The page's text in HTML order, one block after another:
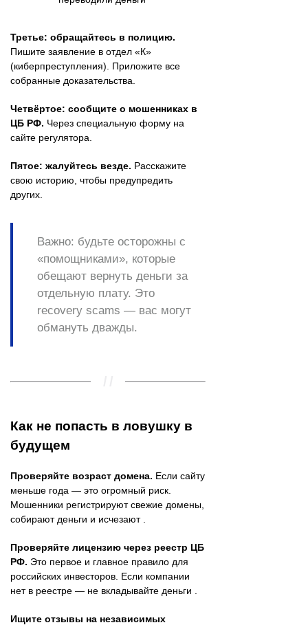
Третье: обращайтесь в полицию.
Пишите заявление в отдел «К»
(киберпреступления). Приложите все
собранные доказательства.
Четвёртое: сообщите о мошенниках в
ЦБ РФ. Через специальную форму на
сайте регулятора.
Пятое: жалуйтесь везде. Расскажите
свою историю, чтобы предупредить
других.
Важно: будьте осторожны с
«помощниками», которые
обещают вернуть деньги за
отдельную плату. Это
recovery scams — вас могут
обмануть дважды.
Как не попасть в ловушку в
будущем
Проверяйте возраст домена. Если сайту
меньше года — это огромный риск.
Мошенники регистрируют свежие домены,
собирают деньги и исчезают .
Проверяйте лицензию через реестр ЦБ
РФ. Это первое и главное правило для
российских инвесторов. Если компании
нет в реестре — не вкладывайте деньги .
Ищите отзывы на независимых